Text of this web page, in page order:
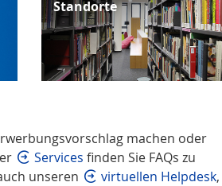
Standorte
machen oder
Services finden Sie FAQs zu
unseren
virtuellen Helpdesk